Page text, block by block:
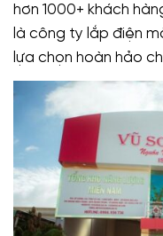
hơn 1000+ khách
là công ty lắp điện
lựa chọn hoàn hảo